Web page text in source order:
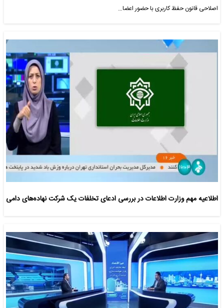
اصلاحی قانون حفظ کاربری با حضور اعضا…
اطلاعیه مهم وزارت اطلاعات در بررسی ادعای تخلفات یک شرکت نهاده‌های دامی